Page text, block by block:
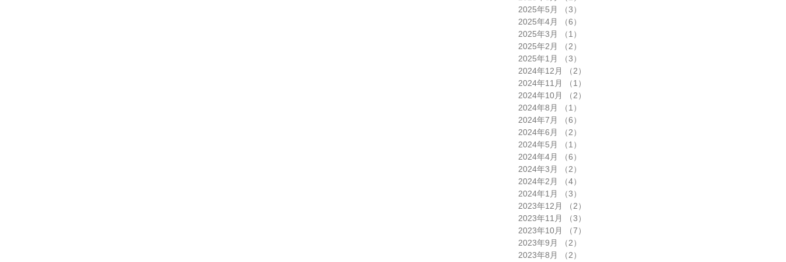
2025年5月
（3）
2025年4月
（6）
2025年3月
（1）
2025年2月
（2）
2025年1月
（3）
2024年12月
（2）
2024年11月
（1）
2024年10月
（2）
2024年8月
（1）
2024年7月
（6）
2024年6月
（2）
2024年5月
（1）
2024年4月
（6）
2024年3月
（2）
2024年2月
（4）
2024年1月
（3）
2023年12月
（2）
2023年11月
（3）
2023年10月
（7）
2023年9月
（2）
2023年8月
（2）